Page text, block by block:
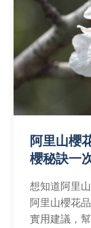
阿里山櫻
櫻秘訣一
想知道阿里
阿里山櫻花
實用建議，